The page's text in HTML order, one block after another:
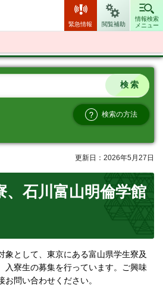
緊急情報 閲覧補助
情報検索
メニュー
検索の方法
更新日：2026年5月27日
、石川富山明倫学館
象として、東京にある富山県学生寮及
入寮生の募集を行っています。ご興味
問い合わせください。